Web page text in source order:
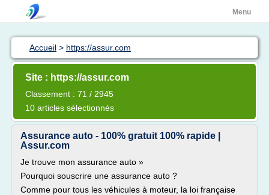
Menu
Accueil > https://assur.com
Site : https://assur.com
Classement : 71 / 2945
10 articles sélectionnés
Assurance auto - 100% gratuit 100% rapide |
Assur.com
Je trouve mon assurance auto »
Pourquoi souscrire une assurance auto ?
Comme pour tous les véhicules à moteur, la loi française